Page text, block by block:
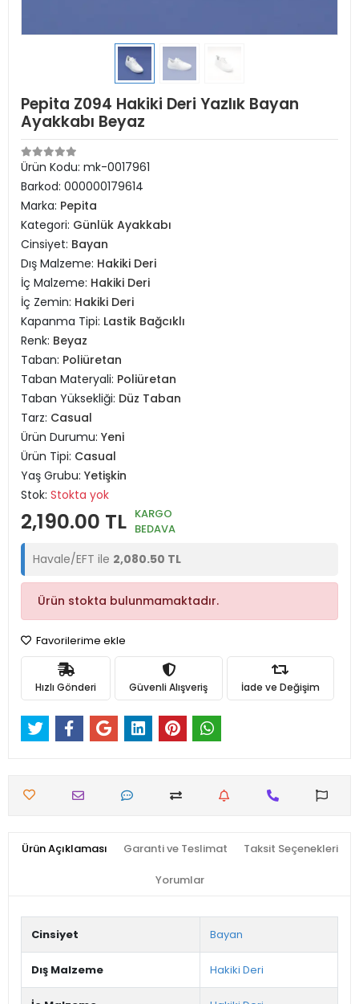
Pepita Z094 Hakiki Deri Yazlık Bayan
Ayakkabı Beyaz
Ürün Kodu: mk-0017961
Barkod: 000000179614
Marka: Pepita
Kategori: Günlük Ayakkabı
Cinsiyet: Bayan
Dış Malzeme: Hakiki Deri
İç Malzeme: Hakiki Deri
İç Zemin: Hakiki Deri
Kapanma Tipi: Lastik Bağcıklı
Renk: Beyaz
Taban: Poliüretan
Taban Materyali: Poliüretan
Taban Yüksekliği: Düz Taban
Tarz: Casual
Ürün Durumu: Yeni
Ürün Tipi: Casual
Yaş Grubu: Yetişkin
Stok: Stokta yok
2,190.00 TL KARGO
BEDAVA
Havale/EFT ile 2,080.50 TL
Ürün stokta bulunmamaktadır.
Favorilerime ekle
Hızlı Gönderi Güvenli Alışveriş İade ve Değişim
Ürün Açıklaması Garanti ve Teslimat Taksit Seçenekleri
Yorumlar
Cinsiyet Bayan
Dış Malzeme Hakiki Deri